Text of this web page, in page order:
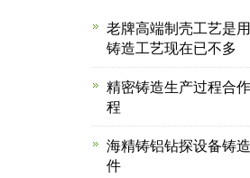
老牌高端制壳工艺是
铸造工艺现在已不多
精密铸造生产过程合
程
海精铸铝钻探设备铸
件